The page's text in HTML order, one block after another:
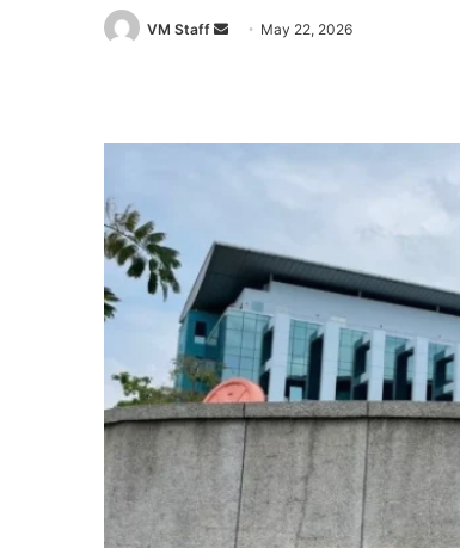
VM Staff
a
l
May 22, 2026